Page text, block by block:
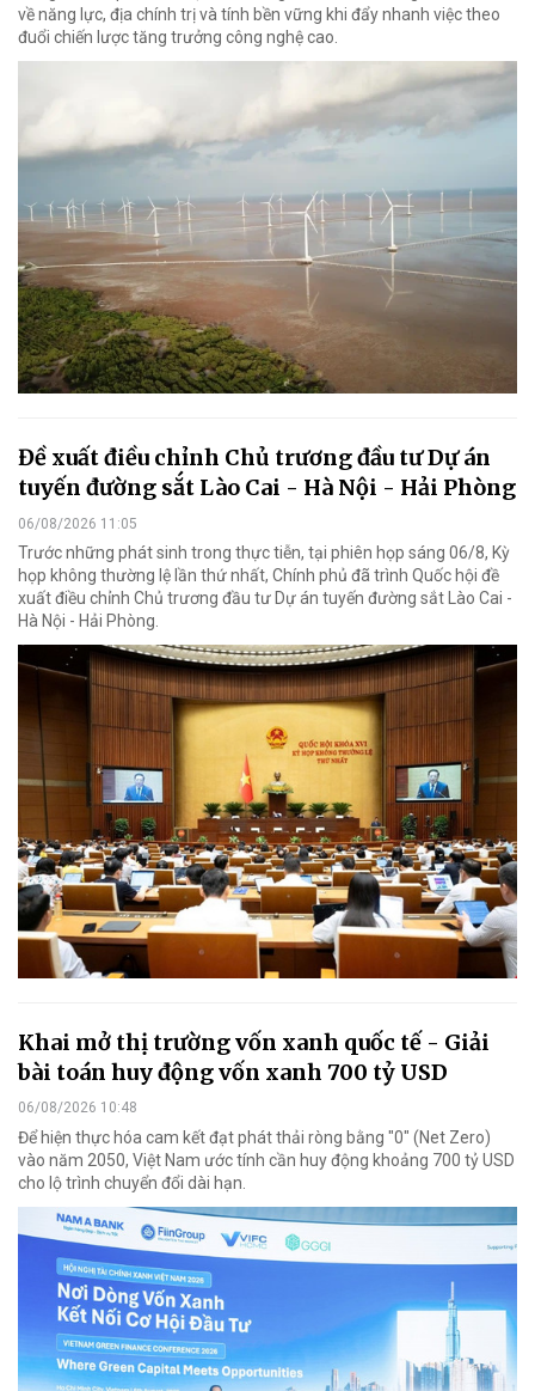
về năng lực, địa chính trị và tính bền vững khi đẩy nhanh việc theo
đuổi chiến lược tăng trưởng công nghệ cao.
Đề xuất điều chỉnh Chủ trương đầu tư Dự án
tuyến đường sắt Lào Cai - Hà Nội - Hải Phòng
06/08/2026 11:05
Trước những phát sinh trong thực tiễn, tại phiên họp sáng 06/8, Kỳ
họp không thường lệ lần thứ nhất, Chính phủ đã trình Quốc hội đề
xuất điều chỉnh Chủ trương đầu tư Dự án tuyến đường sắt Lào Cai -
Hà Nội - Hải Phòng.
Khai mở thị trường vốn xanh quốc tế - Giải
bài toán huy động vốn xanh 700 tỷ USD
06/08/2026 10:48
Để hiện thực hóa cam kết đạt phát thải ròng bằng "0" (Net Zero)
vào năm 2050, Việt Nam ước tính cần huy động khoảng 700 tỷ USD
cho lộ trình chuyển đổi dài hạn.